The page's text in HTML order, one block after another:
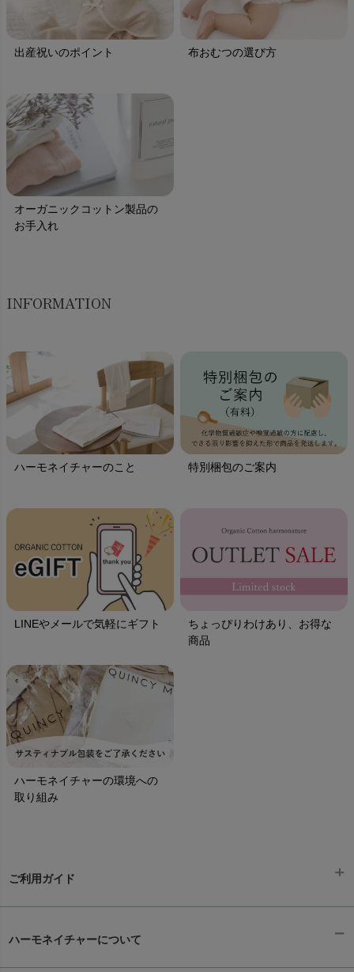
出産祝いのポイント 布おむつの選び方
オーガニックコットン製品の
お手入れ
INFORMATION
ハーモネイチャーのこと 特別梱包のご案内
LINEやメールで気軽にギフト
ちょっぴりわけあり、お得な
商品
ハーモネイチャーの環境への
取り組み
ご利用ガイド
ハーモネイチャーについて